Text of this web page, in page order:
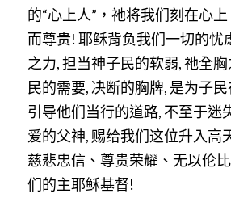
的“心上人”，祂将我们刻在心
而尊贵! 耶稣背负我们一切的忧
之力,担当神子民的软弱,祂全胸
民的需要, 决断的胸牌, 是为子
引导他们当行的道路, 不至于迷
爱的父神, 赐给我们这位升入高
慈悲忠信、尊贵荣耀、无以伦
们的主耶稣基督!